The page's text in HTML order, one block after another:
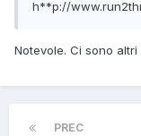
h**p://
Notevole. Ci sono
PREC